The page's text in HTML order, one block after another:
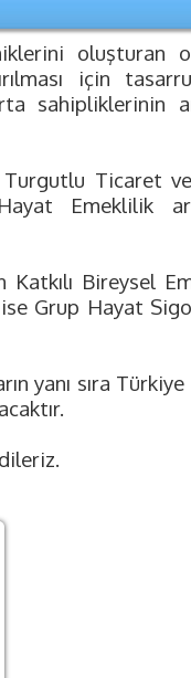
oluşturan
için
sahipliklerinin
Ticaret
Emeklilik
Bireysel
Grup Hayat
yanı sıra